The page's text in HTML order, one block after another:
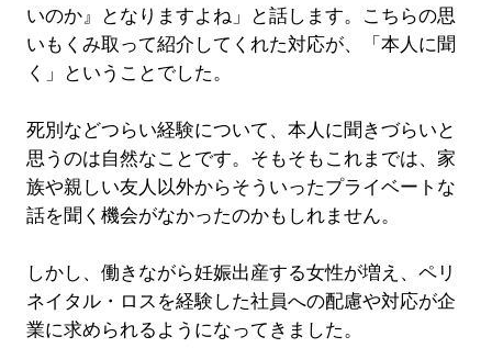
いのか』となりますよね」と話します。こちらの思
いもくみ取って紹介してくれた対応が、「本人に聞
く」ということでした。
死別などつらい経験について、本人に聞きづらいと
思うのは自然なことです。そもそもこれまでは、家
族や親しい友人以外からそういったプライベートな
話を聞く機会がなかったのかもしれません。
しかし、働きながら妊娠出産する女性が増え、ペリ
ネイタル・ロスを経験した社員への配慮や対応が企
業に求められるようになってきました。